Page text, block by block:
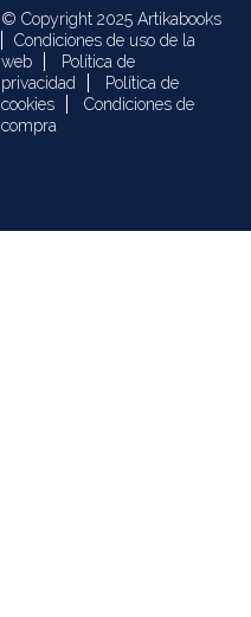
© Copyright 2025 Artikabooks
Condiciones de uso de la
web
Política de
privacidad
Política de
cookies
Condiciones de
compra